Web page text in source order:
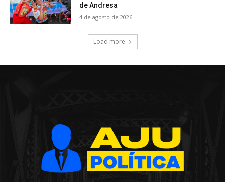
de Andresa
4 de agosto de 2026
Load more